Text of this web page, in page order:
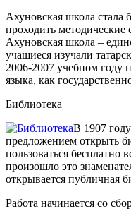
Ахуновская школа стала
проходить
Ахуновская школа –
учащиеся изучали
2006-2007 учебном году
языка, как
Библиотека
В 1907
предложением открыть
пользоваться
произошло это
открывается публичная
Работа начинается со